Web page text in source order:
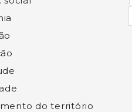
do território